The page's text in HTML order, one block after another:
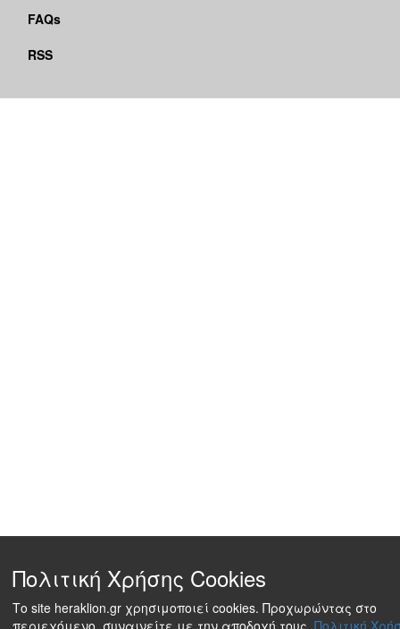
FAQs
RSS
Πολιτική Χρήσης Cookies
Το site heraklion.gr χρησιμοποιεί cookies. Προχωρώντας στο
περιεχόμενο, συναινείτε με την αποδοχή τους. Πολιτική